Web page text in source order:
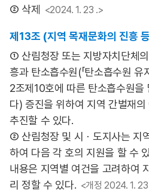
② 삭제
<2024. 1. 23 .>
제13조 (지역 목재문화의 진흥
① 산림청장 또는 지방자치단체
흥과 탄소흡수원(「탄소흡수원 유
2조제10호에 따른 탄소흡수원을
다) 증진을 위하여 지역 간벌재
추진할 수 있다.
② 산림청장 및 시ㆍ도지사는 지
하여 다음 각 호의 지원을 할 수
내용은 지역별 여건을 고려하여
리 정할 수 있다. <개정 2024. 1.